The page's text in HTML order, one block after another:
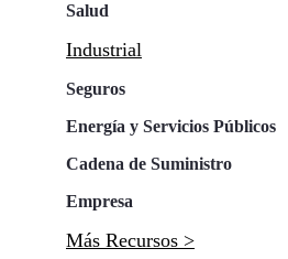
Salud
Industrial
Seguros
Energía y Servicios Públicos
Cadena de Suministro
Empresa
Más Recursos >